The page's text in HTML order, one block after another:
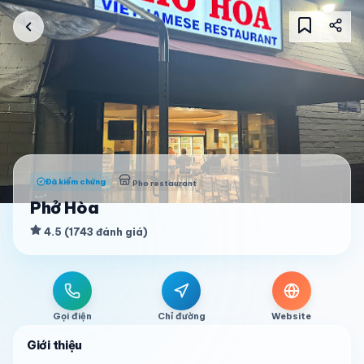
Đã kiểm chứng Pho restaurant
Phở Hòa
4.5 (1743 đánh giá)
Gọi điện Chỉ đường Website
Giới thiệu